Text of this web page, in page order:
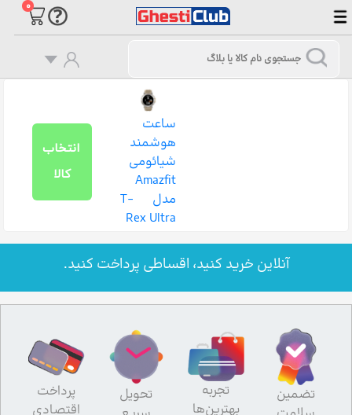
۰
انتخاب
کالا
ساعت
هوشمند
شیائومی
Amazfit
مدل T-
Rex Ultra
آنلاین خرید کنید، اقساطی پرداخت کنید.
تضمین
تجربه
بهترین‌ها
تحویل
پرداخت
اقتصادی